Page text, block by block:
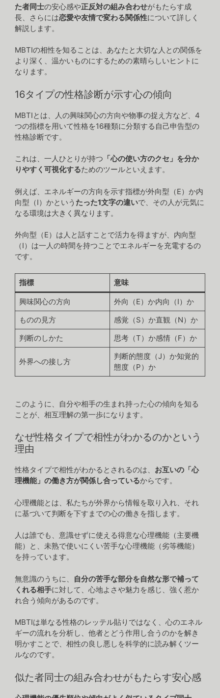
た者同士の安心感や正反対の組み合わせがもたらす成
長、さらには恋愛や友情で変わる関係性について詳しく
解説します。
MBTIの相性を知ることは、あなたと大切な人との関係を
より深く、温かいものにするための素晴らしいヒントに
なります。
16タイプの性格診断が示す心の傾向
MBTIとは、人の興味関心の方向や物事の捉え方など、4
つの指標を用いて性格を16種類に分類する自己申告型の
性格診断です。
これは、一人ひとりが持つ 「心の使い方のクセ」を分か
りやすく可視化するためのツールといえます。
例えば、エネルギーの方向を示す指標が外向型（E）か内
向型（I）かという たった1文字の違いで、その人が元気に
なる環境は大きく異なります。
外向型（E）は人と話すことで活力を得ますが、内向型
（I）は一人の時間を持つことでエネルギーを充電するの
です。
指標 意味
興味関心の方向
外向（E）か内向（I）か
ものの見方
感覚（S）か直観（N）か
判断のしかた
思考（T）か感情（F）か
外界への接し方
判断的態度（J）か知覚的
態度（P）か
このように、自分や相手の生まれ持った心の傾向を知る
ことが、相互理解の第一歩になります。
なぜ性格タイプで相性がわかるのかという
理由
性格タイプで相性がわかるとされるのは、 お互いの「心
理機能」の働き方が関係し合っているからです。
心理機能とは、私たちが外界から情報を取り入れ、それ
に基づいて判断を下すまでの心の働きを指します。
人は誰でも、意識せずに使える得意な心理機能（主要機
能）と、未熟で使いにくい苦手な心理機能（劣等機能）
を持っています。
無意識のうちに、
自分の苦手な部分を自然な形で補って
くれる相手に対して、心地よさや魅力を感じ、強く惹か
れ合う傾向があるのです。
MBTIは単なる性格のレッテル貼りではなく、心のエネル
ギーの流れを分析し、他者とどう作用し合うのかを解き
明かすことで、相性の良し悪しを科学的に読み解くツー
ルなのです。
似た者同士の組み合わせがもたらす安心感